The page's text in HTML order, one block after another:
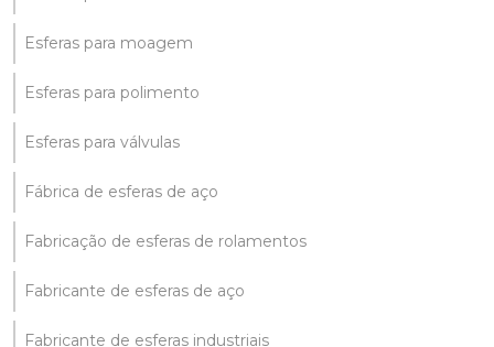
Esferas para moagem
Esferas para polimento
Esferas para válvulas
Fábrica de esferas de aço
Fabricação de esferas de rolamentos
Fabricante de esferas de aço
Fabricante de esferas industriais